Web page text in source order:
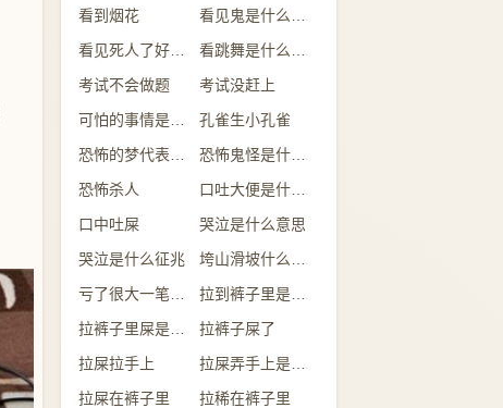
看到烟花
考试不会做题
考试没赶上
孔雀生小孔雀
恐怖鬼怪是什么预兆
恐怖杀人
口吐大便是什么意思
口中吐屎
哭泣是什么意思
哭泣是什么征兆
拉到裤子里是什么情况
拉裤子屎了
拉屎拉手上
拉屎弄手上是什么意思
拉屎在裤子里
拉稀在裤子里